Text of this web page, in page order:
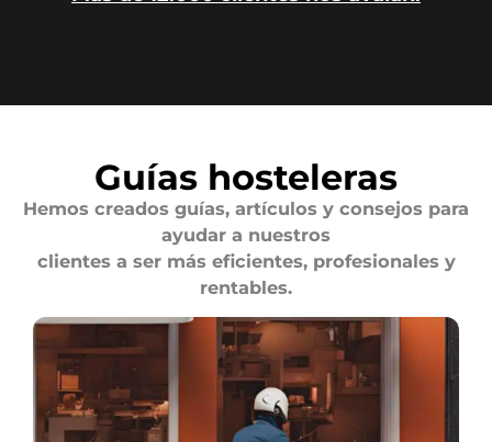
Guías hosteleras
Hemos creados guías, artículos y consejos para
ayudar a nuestros
clientes a ser más eficientes, profesionales y
rentables.